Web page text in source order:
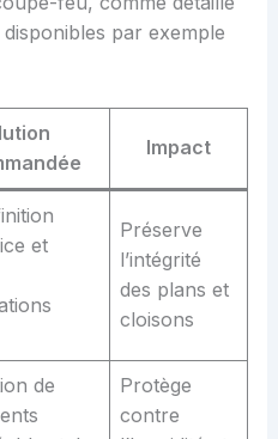
par exemple
Impact
et
Préserve
l’intégrité
des plans et
cloisons
de
Protège
contre